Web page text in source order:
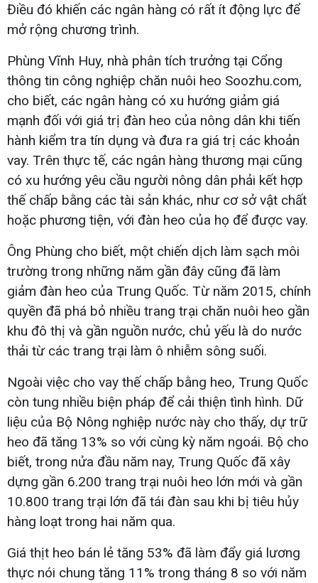
Điều đó khiến các ngân hàng có rất ít động lực để
mở rộng chương trình.
Phùng Vĩnh Huy, nhà phân tích trưởng tại Cổng
thông tin công nghiệp chăn nuôi heo Soozhu.com,
cho biết, các ngân hàng có xu hướng giảm giá
mạnh đối với giá trị đàn heo của nông dân khi tiến
hành kiểm tra tín dụng và đưa ra giá trị các khoản
vay. Trên thực tế, các ngân hàng thương mại cũng
có xu hướng yêu cầu người nông dân phải kết hợp
thế chấp bằng các tài sản khác, như cơ sở vật chất
hoặc phương tiện, với đàn heo của họ để được vay.
Ông Phùng cho biết, một chiến dịch làm sạch môi
trường trong những năm gần đây cũng đã làm
giảm đàn heo của Trung Quốc. Từ năm 2015, chính
quyền đã phá bỏ nhiều trang trại chăn nuôi heo gần
khu đô thị và gần nguồn nước, chủ yếu là do nước
thải từ các trang trại làm ô nhiễm sông suối.
Ngoài việc cho vay thế chấp bằng heo, Trung Quốc
còn tung nhiều biện pháp để cải thiện tình hình. Dữ
liệu của Bộ Nông nghiệp nước này cho thấy, dự trữ
heo đã tăng 13% so với cùng kỳ năm ngoái. Bộ cho
biết, trong nửa đầu năm nay, Trung Quốc đã xây
dựng gần 6.200 trang trại nuôi heo lớn mới và gần
10.800 trang trại lớn đã tái đàn sau khi bị tiêu hủy
hàng loạt trong hai năm qua.
Giá thịt heo bán lẻ tăng 53% đã làm đẩy giá lương
thực nói chung tăng 11% trong tháng 8 so với năm